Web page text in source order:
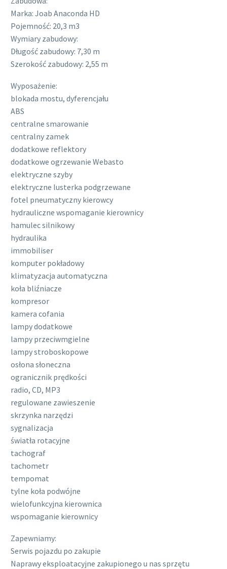
Marka: Joab Anaconda HD
Pojemność: 20,3 m3
Wymiary zabudowy:
Długość zabudowy: 7,30 m
Szerokość zabudowy: 2,55 m
Wyposażenie:
blokada mostu, dyferencjału
ABS
centralne smarowanie
centralny zamek
dodatkowe reflektory
dodatkowe ogrzewanie Webasto
elektryczne szyby
elektryczne lusterka podgrzewane
fotel pneumatyczny kierowcy
hydrauliczne wspomaganie kierownicy
hamulec silnikowy
hydraulika
immobiliser
komputer pokładowy
klimatyzacja automatyczna
koła bliźniacze
kompresor
kamera cofania
lampy dodatkowe
lampy przeciwmgielne
lampy stroboskopowe
osłona słoneczna
ogranicznik prędkości
radio, CD, MP3
regulowane zawieszenie
skrzynka narzędzi
sygnalizacja
światła rotacyjne
tachograf
tachometr
tempomat
tylne koła podwójne
wielofunkcyjna kierownica
wspomaganie kierownicy
Zapewniamy:
Serwis pojazdu po zakupie
Naprawy eksploatacyjne zakupionego u nas sprzętu